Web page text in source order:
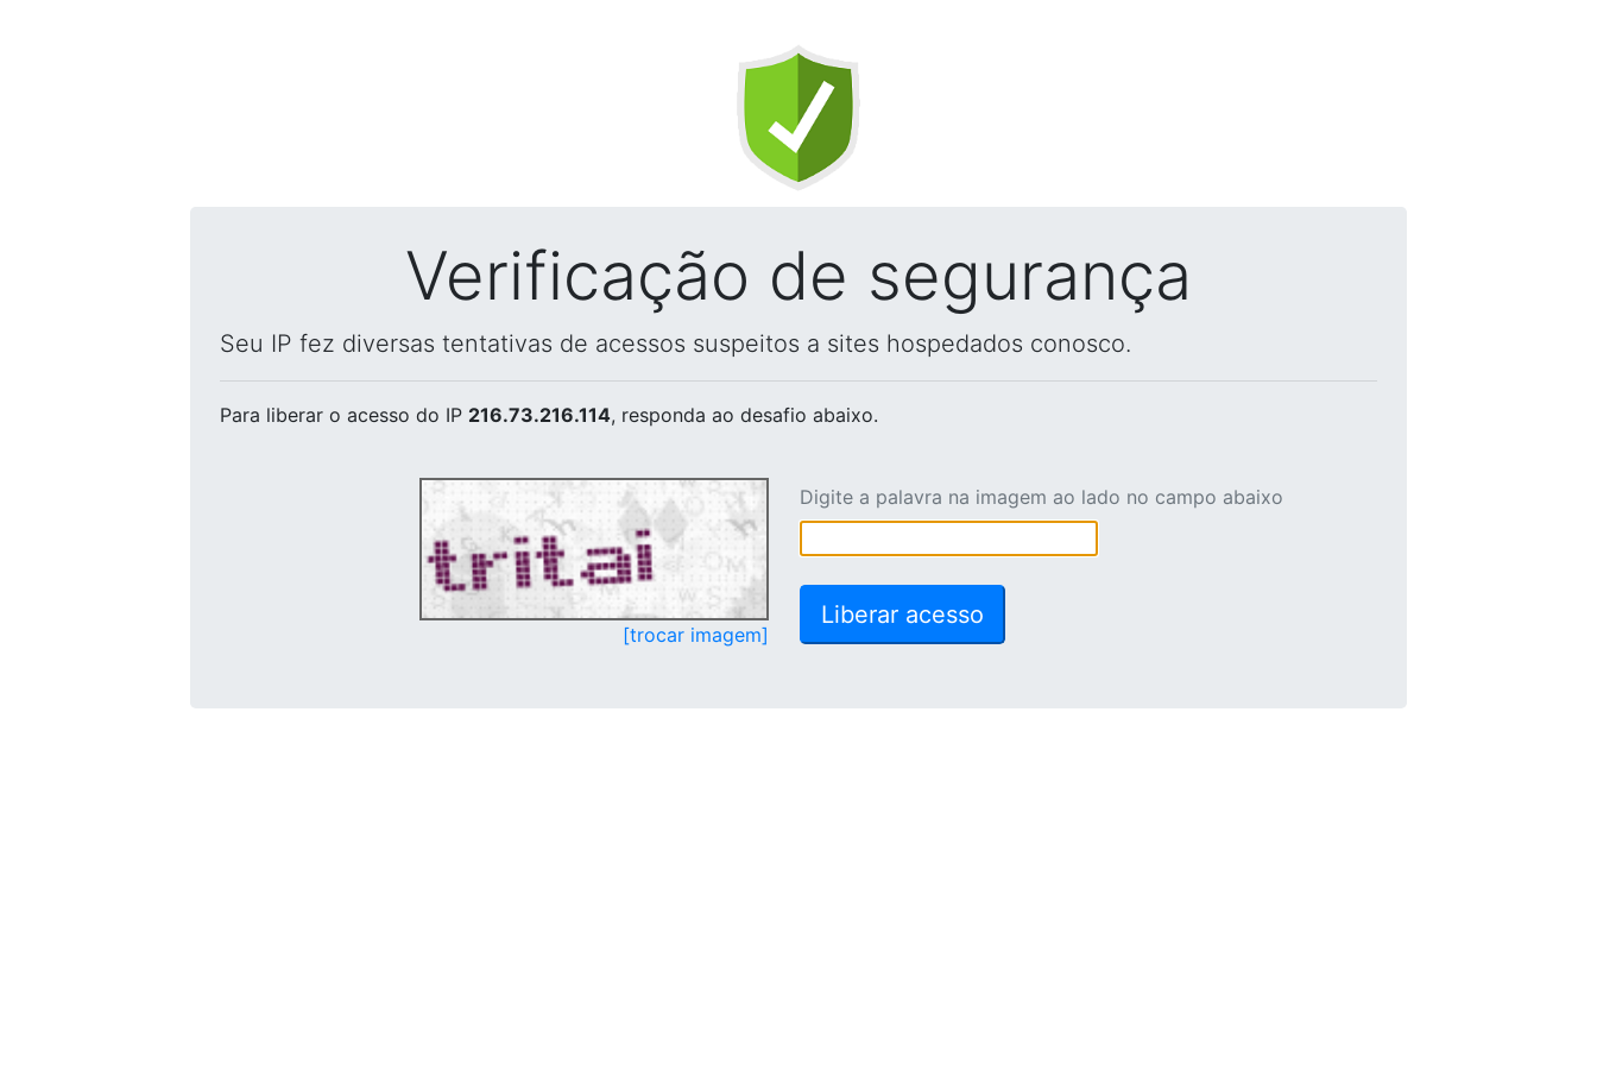
Verificação de segurança
Seu IP fez diversas tentativas de acessos suspeitos a sites hospedados conosco.
Para liberar o acesso do IP 216.73.216.114, responda ao desafio abaixo.
[trocar imagem]
Digite a palavra na imagem ao lado no campo abaixo